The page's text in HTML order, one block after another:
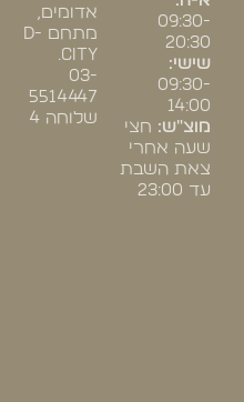
09:30-
20:30
שישי:
09:30-
14:00
מוצ"ש: חצי
שעה אחרי
צאת השבת
עד 23:00
אדומים,
מתחם D-
CITY.
03-
5514447
שלוחה 4